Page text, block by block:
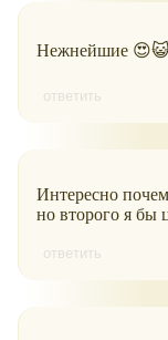
Нежнейшие
ответить
Интересно
но второго я бы
ответить